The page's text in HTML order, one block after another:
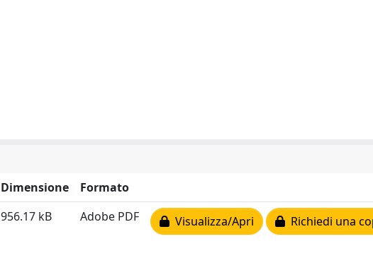
Dimensione
Formato
956.17 kB Adobe PDF Visualizza/Apri Richiedi una